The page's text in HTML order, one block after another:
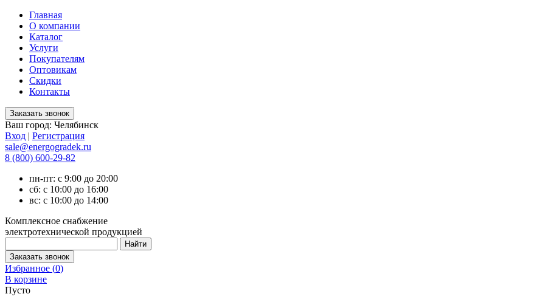
Главная
О компании
Каталог
Услуги
Покупателям
Оптовикам
Скидки
Контакты
Ваш город: Челябинск
Вход | Регистрация
sale@energogradek.ru
8 (800) 600-29-82
пн-пт: с 9:00 до 20:00
сб: с 10:00 до 16:00
вс: с 10:00 до 14:00
Комплексное снабжение
электротехнической продукцией
Избранное (0)
В корзине
Пусто